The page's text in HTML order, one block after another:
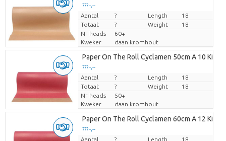
??? -,--
Prijs per stuk
Aantal ? Length
18
Totaal:
? Weight
18
Nr heads
60+
Kweker
daan kromhout
Paper On The Roll Cyclamen 50cm A 10 Kilo
??? -,--
Prijs per stuk
Aantal ? Length
18
Totaal:
? Weight
18
Nr heads
50+
Kweker
daan kromhout
Paper On The Roll Cyclamen 60cm A 12 Kilo
??? -,--
Prijs per stuk
Aantal ? Length
18